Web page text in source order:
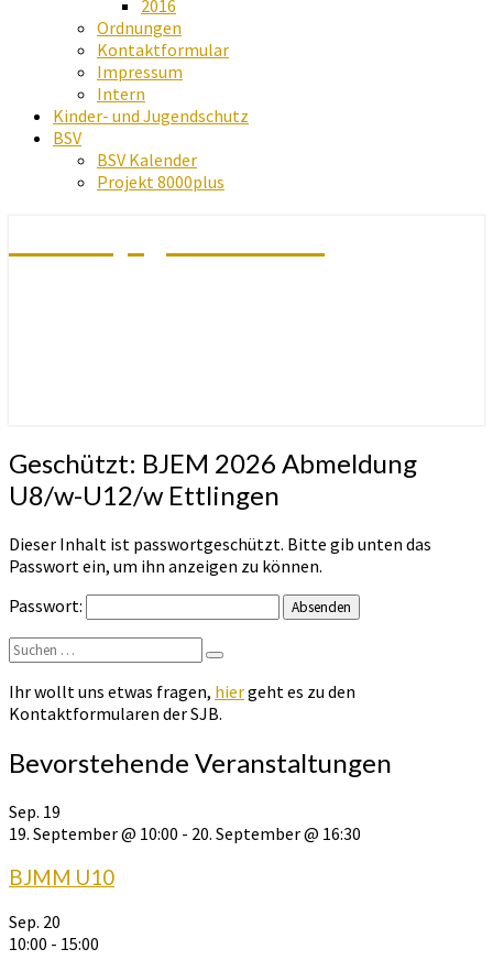
2016
Ordnungen
Kontaktformular
Impressum
Intern
Kinder- und Jugendschutz
BSV
BSV Kalender
Projekt 8000plus
Geschützt:
BJEM
2026
U8/w-
U12/w
Geschützt: BJEM 2026 Abmeldung
U8/w-U12/w Ettlingen
Dieser Inhalt ist passwortgeschützt. Bitte gib unten das
Passwort ein, um ihn anzeigen zu können.
Passwort:
Suchen
nach:
Suchen
Ihr wollt uns etwas fragen, hiergeht es zu den
Kontaktformularen der SJB.
Bevorstehende Veranstaltungen
Sep. 19
19. September @ 10:00 - 20. September @ 16:30
BJMM U10
Sep. 20
10:00 - 15:00